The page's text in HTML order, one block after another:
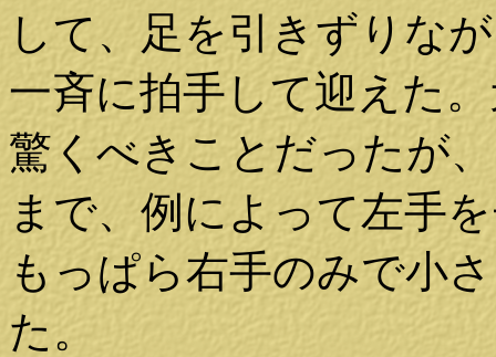
して、足を引きずりな
一斉に拍手して迎えた
驚くべきことだったが
まで、例によって左手
もっぱら右手のみで小
た。